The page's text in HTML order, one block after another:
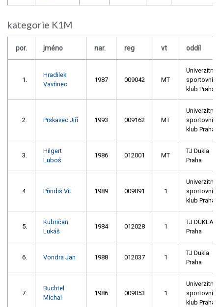
kategorie K1M
por. jméno nar. reg vt oddíl
1.
Hradilek
Vavřinec
1987 009042 MT
Univerzitní
sportovní
klub Praha
2. Prskavec Jiří 1993 009162 MT
Univerzitní
sportovní
klub Praha
3.
Hilgert
Luboš
1986 012001 MT
TJ Dukla
Praha
4. Přindiš Vít 1989 009091 1
Univerzitní
sportovní
klub Praha
5.
Kubričan
Lukáš
1984 012028 1
TJ DUKLA
Praha
6. Vondra Jan 1988 012037 1
TJ Dukla
Praha
7.
Buchtel
Michal
1986 009053 1
Univerzitní
sportovní
klub Praha